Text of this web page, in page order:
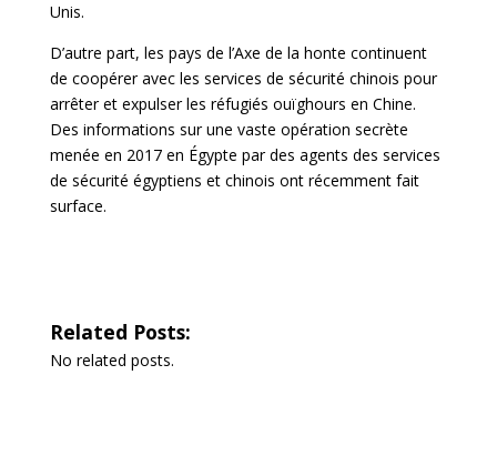
Unis.
D’autre part, les pays de l’Axe de la honte continuent
de coopérer avec les services de sécurité chinois pour
arrêter et expulser les réfugiés ouïghours en Chine.
Des informations sur une vaste opération secrète
menée en 2017 en Égypte par des agents des services
de sécurité égyptiens et chinois ont récemment fait
surface.
Related Posts:
No related posts.